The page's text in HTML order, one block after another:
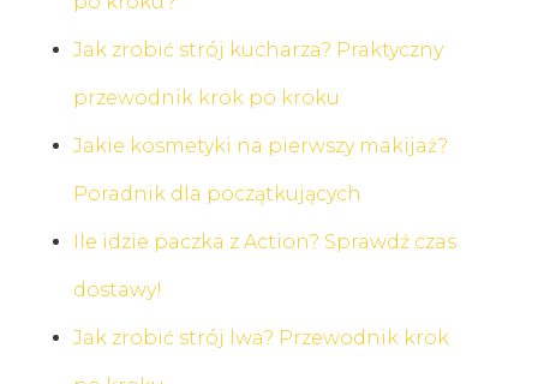
Jak zrobić strój kucharza? Praktyczny
przewodnik krok po kroku
Jakie kosmetyki na pierwszy makijaż?
Poradnik dla początkujących
Ile idzie paczka z Action? Sprawdź czas
dostawy!
Jak zrobić strój lwa? Przewodnik krok